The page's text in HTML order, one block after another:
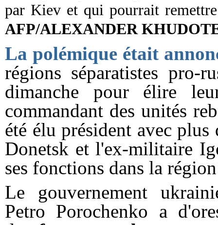
par Kiev et qui pourrait
AFP/ALEXANDER
La polémique était
régions séparatistes pro-
dimanche pour élire
commandant des unités
été éluprésident avec plus
Donetsk et l'ex-militaire
ses fonctions dans la
Le gouvernement
Petro Porochenko a